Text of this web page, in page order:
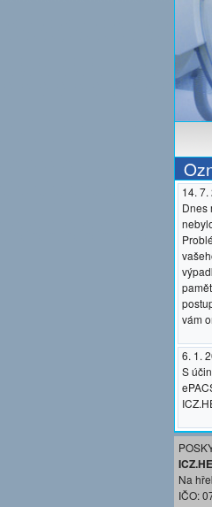
14. 7.
Dnes
vám
6. 1.
S
Na
IČO: